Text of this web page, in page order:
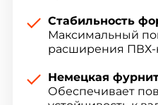
Стабильность
Максимальный
расширения ПВХ-
Немецкая
Обеспечивает